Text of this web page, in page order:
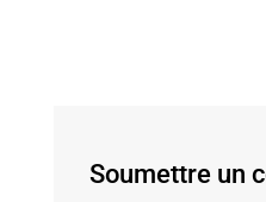
Soumettre un